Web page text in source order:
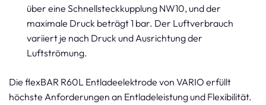
über eine Schnellsteckkupplung NW10, und der
maximale Druck beträgt 1 bar. Der Luftverbrauch
variiert je nach Druck und Ausrichtung der
Luftströmung.
Die flexBAR R60L Entladeelektrode von VARIO erfüllt
höchste Anforderungen an Entladeleistung und Flexibilität.